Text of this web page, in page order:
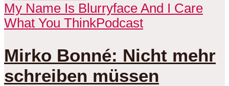
My Name Is Blurryface And I Care
What You ThinkPodcast
Mirko Bonné: Nicht mehr
schreiben müssen